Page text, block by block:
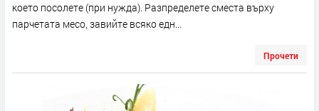
което посолете (при нужда). Разпределете сместа върху
парчетата месо, завийте всяко едн...
Прочети